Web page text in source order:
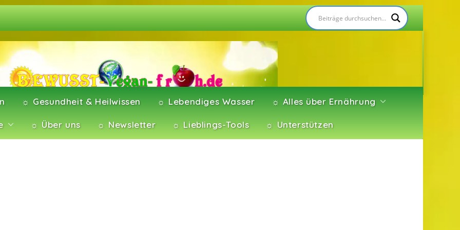
☼ Gesundheit & Heilwissen ☼ Lebendiges Wasser ☼ Alles über Ernährung
☼ Über uns ☼ Newsletter ☼ Lieblings-Tools ☼ Unterstützen